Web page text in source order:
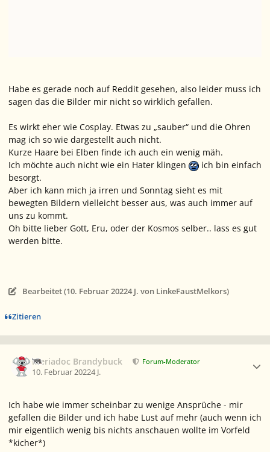
Habe es gerade noch auf Reddit gesehen, also leider muss ich
sagen das die Bilder mir nicht so wirklich gefallen.
Es wirkt eher wie Cosplay. Etwas zu „sauber“ und die Ohren
mag ich so wie dargestellt auch nicht.
Kurze Haare bei Elben finde ich auch ein wenig mäh.
Ich möchte auch nicht wie ein Hater klingen
ich bin einfach
besorgt.
Aber ich kann mich ja irren und Sonntag sieht es mit
bewegten Bildern vielleicht besser aus, was auch immer auf
uns zu kommt.
Oh bitte lieber Gott, Eru, oder der Kosmos selber.. lass es gut
werden bitte.
Bearbeitet (10. Februar 20224 J. von LinkeFaustMelkors)
Zitieren
Meriadoc Brandybuck Forum-Moderator
10. Februar 20224 J.
Ich habe wie immer scheinbar zu wenige Ansprüche - mir
gefallen die Bilder und ich habe Lust auf mehr (auch wenn ich
mir eigentlich wenig bis nichts anschauen wollte im Vorfeld
*kicher*)